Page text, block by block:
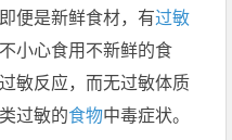
便是新鲜食材，有过敏
小心食用不新鲜的食
敏反应，而无过敏体质
过敏的食物中毒症状。